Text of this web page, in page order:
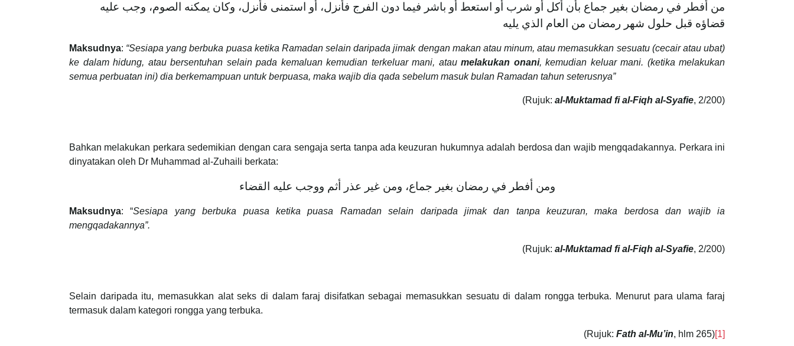
من أفطر في رمضان بغير جماع بأن أكل أو شرب أو استعط أو باشر فيما دون الفرج فأنزل، أو استمنى فأنزل، وكان يمكنه الصوم، وجب عليه
قضاؤه قبل حلول شهر رمضان من العام الذي يليه
Maksudnya: “Sesiapa yang berbuka puasa ketika Ramadan selain daripada jimak dengan makan atau minum, atau memasukkan sesuatu (cecair atau ubat)
ke dalam hidung, atau bersentuhan selain pada kemaluan kemudian terkeluar mani, atau melakukan onani, kemudian keluar mani. (ketika melakukan
semua perbuatan ini) dia berkemampuan untuk berpuasa, maka wajib dia qada sebelum masuk bulan Ramadan tahun seterusnya”
(Rujuk: al-Muktamad fi al-Fiqh al-Syafie, 2/200)
Bahkan melakukan perkara sedemikian dengan cara sengaja serta tanpa ada keuzuran hukumnya adalah berdosa dan wajib mengqadakannya. Perkara ini
dinyatakan oleh Dr Muhammad al-Zuhaili berkata:
ومن أفطر في رمضان بغير جماع، ومن غير عذر أثم ووجب عليه القضاء
Maksudnya: “Sesiapa yang berbuka puasa ketika puasa Ramadan selain daripada jimak dan tanpa keuzuran, maka berdosa dan wajib ia
mengqadakannya”.
(Rujuk: al-Muktamad fi al-Fiqh al-Syafie, 2/200)
Selain daripada itu, memasukkan alat seks di dalam faraj disifatkan sebagai memasukkan sesuatu di dalam rongga terbuka. Menurut para ulama faraj
termasuk dalam kategori rongga yang terbuka.
(Rujuk: Fath al-Mu’in, hlm 265)[1]